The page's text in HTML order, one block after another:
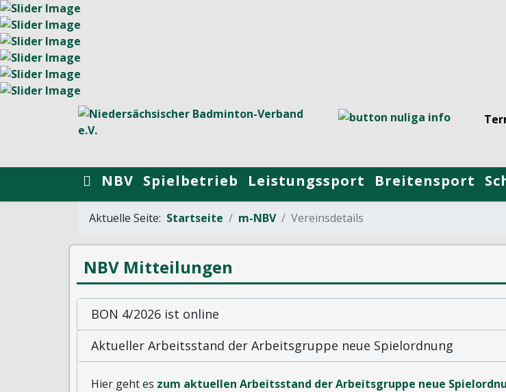
NBV Spielbetrieb Leistungssport Breitensport
Aktuelle Seite: Startseite m-NBV Vereinsdetails
NBV Mitteilungen
BON 4/2026 ist online
Aktueller Arbeitsstand der Arbeitsgruppe neue Spielordnung
Hier geht es zum aktuellen Arbeitsstand der Arbeitsgruppe neue